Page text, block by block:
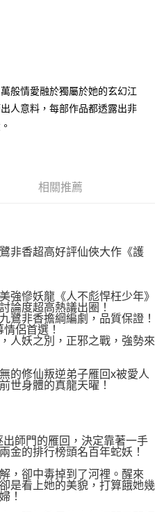
。
後，將跳轉至「AFTEE先享後付」
簡訊。
方視為交易完成。
費，但若您需要取消訂單，請聯絡
單仍視為有效，需透過AFTEE先享
下網址：
人或監護人之同意方可使用
引起之損失，本公司不負相關責
個別帳號之用戶狀況，依本公司即
不足之情形，本公司將視審查結果
訊註冊。若發現惡意使用之情形，
之使用額度並採取法律行動。
費
費
費
運費
運費
查看運費
般情愛融於獨屬於她的玄幻江
人意料，每部作品都透露出非
相關推薦
非香超高好評仙俠大作《護
慘妖龍《人不彪悍枉少年》
論度超高熱議出圈！
鷺非香擔綱編劇，品質保證！
侶首選！
人妖之別，正邪之戰，強勢來
的修仙叛逆弟子雁回x被愛人
世身體的真龍天曜！
師門的雁回，決定靠著一手
金的排行榜頭名百年蛇妖！
，卻中毒掉到了河裡。醒來
是看上她的美貌，打算餓她幾
！